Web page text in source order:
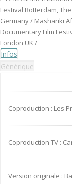
Festival Rotterdam,
Germany / Mashariki
Documentary Film
London UK /
Infos
Générique
Coproduction : Les
Coproduction TV :
Version originale :